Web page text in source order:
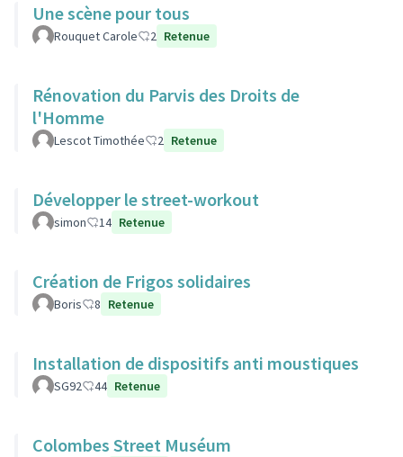
Une scène pour tous
Rouquet Carole 2 Retenue
Rénovation du Parvis des Droits de
l'Homme
Lescot Timothée 2 Retenue
Développer le street-workout
simon 14 Retenue
Création de Frigos solidaires
Boris 8 Retenue
Installation de dispositifs anti moustiques
SG92 44 Retenue
Colombes Street Muséum